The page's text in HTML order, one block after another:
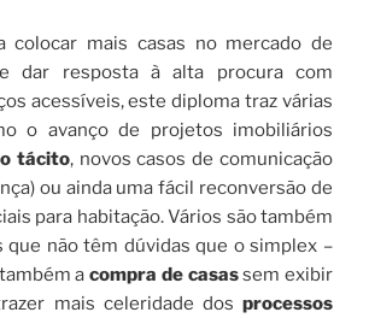
colocar mais casas no mercado de
dar resposta à alta procura com
acessíveis, este diploma traz várias
o avanço de projetos imobiliários
tácito, novos casos de comunicação
ou ainda uma fácil reconversão de
para habitação. Vários são também
que não têm dúvidas que o simplex –
a compra de casassem exibir
mais celeridade dos processos